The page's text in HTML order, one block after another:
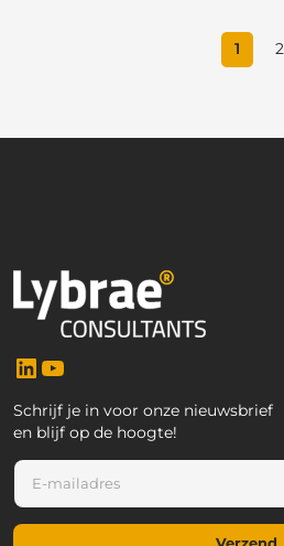
1 2
LinkedIn
Schrijf je in voor onze nieuwsbrief
en blijf op de hoogte!
-
m
i
E
m
a